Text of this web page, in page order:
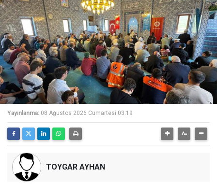
Yayınlanma: 08 Ağustos 2026 Cumartesi 03:19
TOYGAR AYHAN